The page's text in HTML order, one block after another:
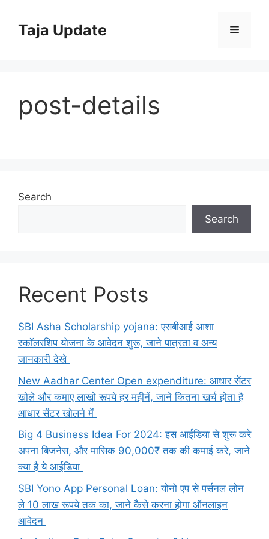
content
Taja Update Menu
post-details
Search
Search
Recent Posts
SBI Asha Scholarship yojana: एसबीआई आशा
स्कॉलरशिप योजना के आवेदन शुरू, जाने पात्रता व अन्य
जानकारी देखे
New Aadhar Center Open expenditure: आधार सेंटर
खोले और कमाए लाखो रूपये हर महीनें, जाने कितना खर्च होता है
आधार सेंटर खोलने में
Big 4 Business Idea For 2024: इस आईडिया से शुरू करे
अपना बिजनेस, और मासिक 90,000₹ तक की कमाई करे, जाने
क्या है ये आईडिया
SBI Yono App Personal Loan: योनो एप से पर्सनल लोन
ले 10 लाख रूपये तक का, जाने कैसे करना होगा ऑनलाइन
आवेदन